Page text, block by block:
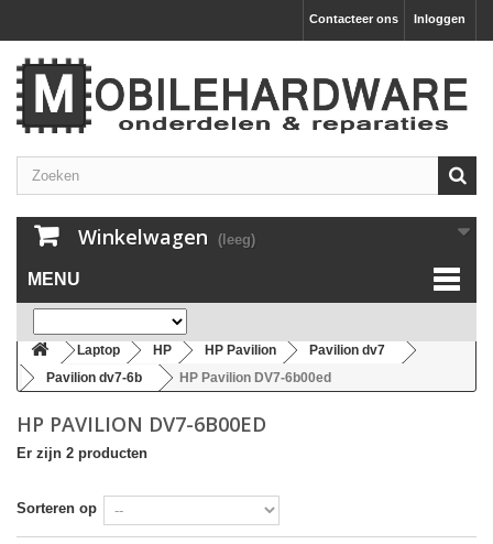
Inloggen
Contacteer ons
Winkelwagen (leeg)
MENU
Laptop HP HP Pavilion
Pavilion dv7
Pavilion dv7-6b
HP Pavilion DV7-6b00ed
HP PAVILION DV7-6B00ED
Er zijn 2 producten
Sorteren op